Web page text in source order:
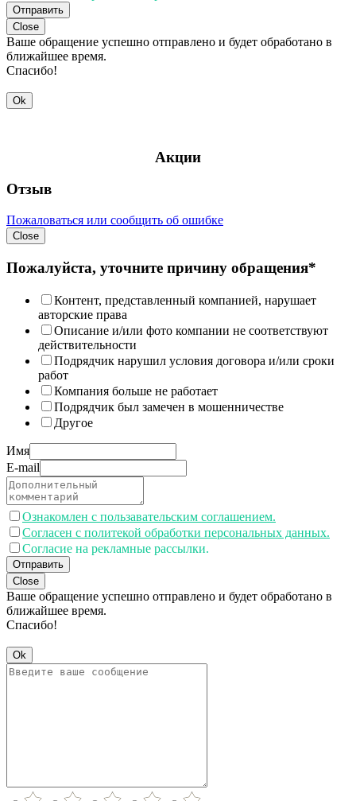
Отправить
Close
Ваше обращение успешно отправлено и будет обработано в
ближайшее время.
Спасибо!
Ok
Акции
Отзыв
Пожаловаться или сообщить об ошибке
Close
Пожалуйста, уточните причину обращения*
Контент, представленный компанией, нарушает
авторские права
Описание и/или фото компании не соответствуют
действительности
Подрядчик нарушил условия договора и/или сроки
работ
Компания больше не работает
Подрядчик был замечен в мошенничестве
Другое
Имя
E-mail
Ознакомлен с пользавательским соглашением.
Согласен с политекой обработки персональных данных.
Согласие на рекламные рассылки.
Отправить
Close
Ваше обращение успешно отправлено и будет обработано в
ближайшее время.
Спасибо!
Ok